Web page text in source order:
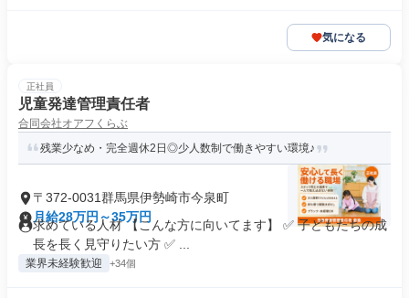
気になる
正社員
児童発達管理責任者
合同会社オアフくらぶ
残業少なめ・完全週休2日◎少人数制で働きやすい環境♪
〒372-0031群馬県伊勢崎市今泉町
月給28万円～35万円
求めている人材 【こんな方に向いてます】 ✅ 子どもたちの成
長を長く見守りたい方 ✅ ...
業界未経験歓迎 +34個